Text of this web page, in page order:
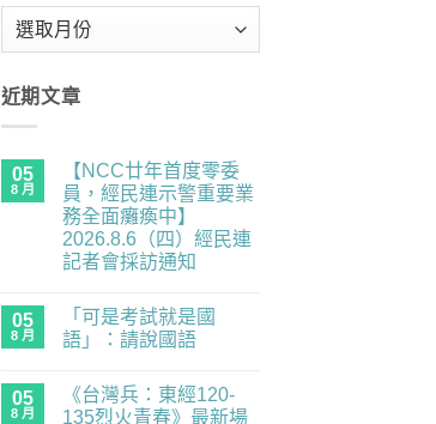
近期文章
05
8 月
【NCC廿年首度零委
員，經民連示警重要業
務全面癱瘓中】
2026.8.6（四）經民連
記者會採訪通知
年
首
委
員，
言
05
8 月
「可是考試就是國
語」：請說國語
是
考
留
言
05
8 月
《台灣兵：東經120-
135烈火青春》最新場